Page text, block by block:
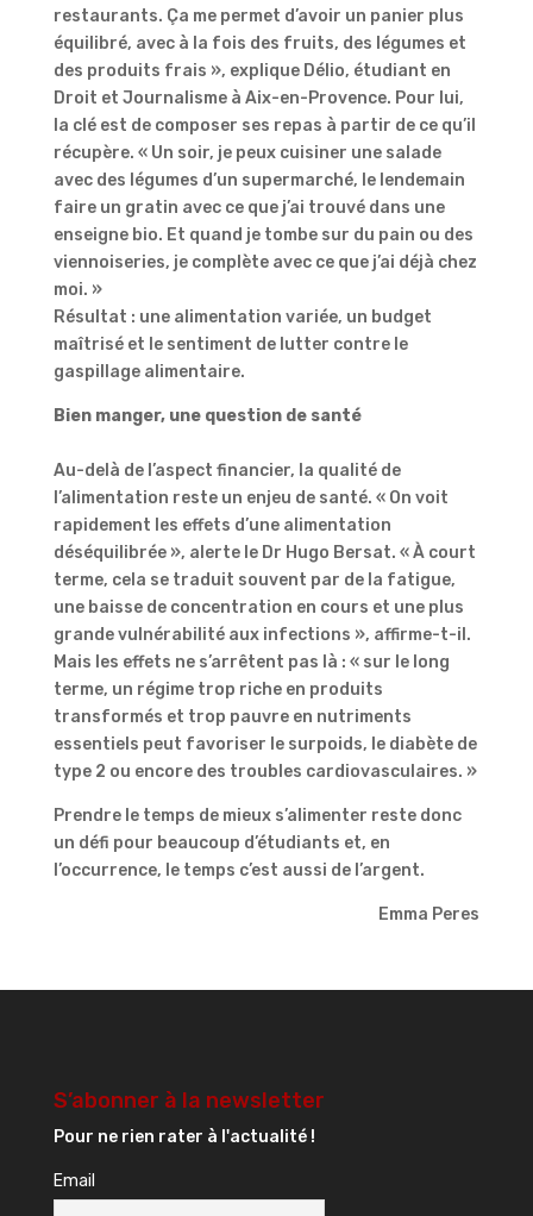
restaurants. Ça me permet d’avoir un panier plus
équilibré, avec à la fois des fruits, des légumes et
des produits frais », explique Délio, étudiant en
Droit et Journalisme à Aix-en-Provence. Pour lui,
la clé est de composer ses repas à partir de ce qu’il
récupère. « Un soir, je peux cuisiner une salade
avec des légumes d’un supermarché, le lendemain
faire un gratin avec ce que j’ai trouvé dans une
enseigne bio. Et quand je tombe sur du pain ou des
viennoiseries, je complète avec ce que j’ai déjà chez
moi. »
Résultat : une alimentation variée, un budget
maîtrisé et le sentiment de lutter contre le
gaspillage alimentaire.
Bien manger, une question de santé
Au-delà de l’aspect financier, la qualité de
l’alimentation reste un enjeu de santé. « On voit
rapidement les effets d’une alimentation
déséquilibrée », alerte le Dr Hugo Bersat. « À court
terme, cela se traduit souvent par de la fatigue,
une baisse de concentration en cours et une plus
grande vulnérabilité aux infections », affirme-t-il.
Mais les effets ne s’arrêtent pas là : « sur le long
terme, un régime trop riche en produits
transformés et trop pauvre en nutriments
essentiels peut favoriser le surpoids, le diabète de
type 2 ou encore des troubles cardiovasculaires. »
Prendre le temps de mieux s’alimenter reste donc
un défi pour beaucoup d’étudiants et, en
l’occurrence, le temps c’est aussi de l’argent.
Emma Peres
S’abonner à la newsletter
Pour ne rien rater à l'actualité !
Email